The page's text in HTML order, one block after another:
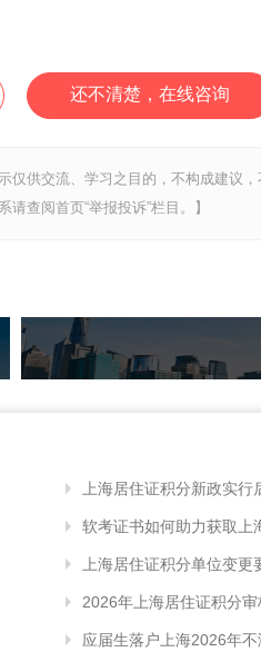
还不清楚，在线咨询
供交流、学习之目的，不构成建议，
查阅首页“举报投诉”栏目。】
上海居住证积分新政实行
软考证书如何助力获取上
上海居住证积分单位变更
2026年上海居住证积分审
应届生落户上海2026年不